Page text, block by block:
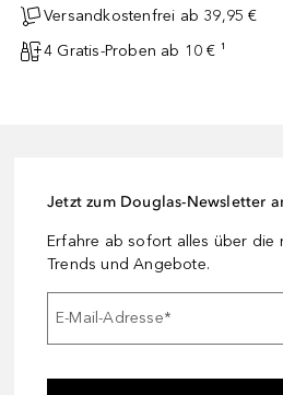
Versandkostenfrei ab 39,95 €
4 Gratis-Proben ab 10 € ¹
Jetzt zum Douglas-Newsletter
Erfahre ab sofort alles über die
Trends und Angebote.
E-Mail-Adresse*